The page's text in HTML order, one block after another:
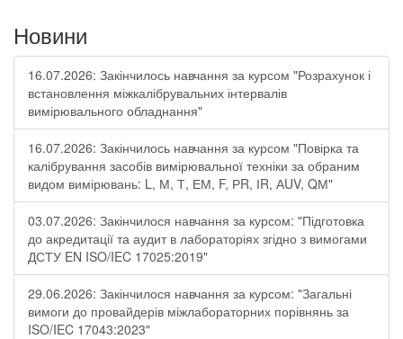
Новини
16.07.2026: Закінчилось навчання за курсом "Розрахунок і
встановлення міжкалібрувальних інтервалів
вимірювального обладнання"
16.07.2026: Закінчилось навчання за курсом "Повірка та
калібрування засобів вимірювальної техніки за обраним
видом вимірювань: L, М, Т, ЕМ, F, РR, ІR, АUV, QМ"
03.07.2026: Закінчилося навчання за курсом: "Підготовка
до акредитації та аудит в лабораторіях згідно з вимогами
ДСТУ EN ISO/IEC 17025:2019"
29.06.2026: Закінчилося навчання за курсом: "Загальні
вимоги до провайдерів міжлабораторних порівнянь за
ISO/IEC 17043:2023"